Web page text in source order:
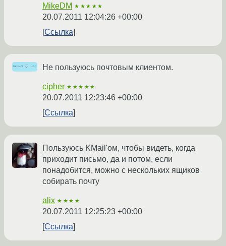
MikeDM ★★★★★
20.07.2011 12:04:26 +00:00
Ссылка
Не пользуюсь почтовым клиентом.
cipher ★★★★★
20.07.2011 12:23:46 +00:00
Ссылка
Пользуюсь KMail'ом, чтобы видеть, когда
приходит письмо, да и потом, если
понадобится, можно с нескольких ящиков
собирать почту
alix ★★★★
20.07.2011 12:25:23 +00:00
Ссылка